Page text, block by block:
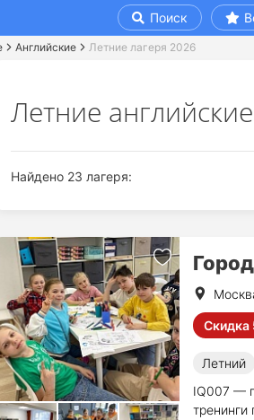
Поиск
Английские Летние лагеря 2026
Летние
Найдено 23 лагеря:
Скидка
Летний
IQ007 —
тренинги